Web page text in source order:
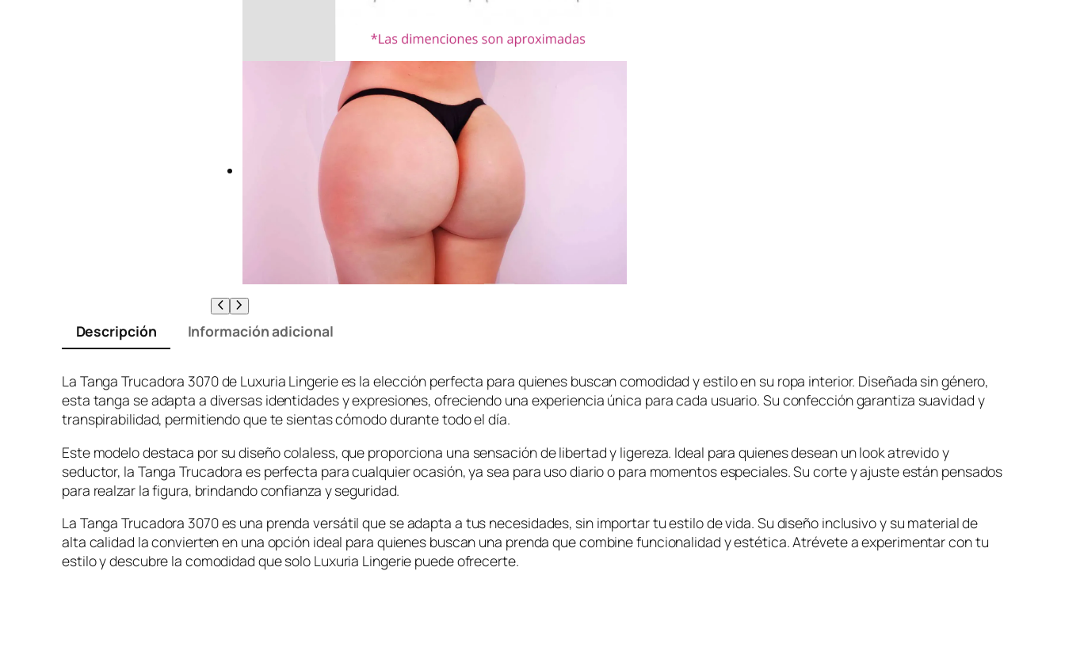
Descripción Información adicional
La Tanga Trucadora 3070 de Luxuria Lingerie es la elección perfecta para quienes buscan comodidad y estilo en su ropa interior. Diseñada sin género,
esta tanga se adapta a diversas identidades y expresiones, ofreciendo una experiencia única para cada usuario. Su confección garantiza suavidad y
transpirabilidad, permitiendo que te sientas cómodo durante todo el día.
Este modelo destaca por su diseño colaless, que proporciona una sensación de libertad y ligereza. Ideal para quienes desean un look atrevido y
seductor, la Tanga Trucadora es perfecta para cualquier ocasión, ya sea para uso diario o para momentos especiales. Su corte y ajuste están pensados
para realzar la figura, brindando confianza y seguridad.
La Tanga Trucadora 3070 es una prenda versátil que se adapta a tus necesidades, sin importar tu estilo de vida. Su diseño inclusivo y su material de
alta calidad la convierten en una opción ideal para quienes buscan una prenda que combine funcionalidad y estética. Atrévete a experimentar con tu
estilo y descubre la comodidad que solo Luxuria Lingerie puede ofrecerte.